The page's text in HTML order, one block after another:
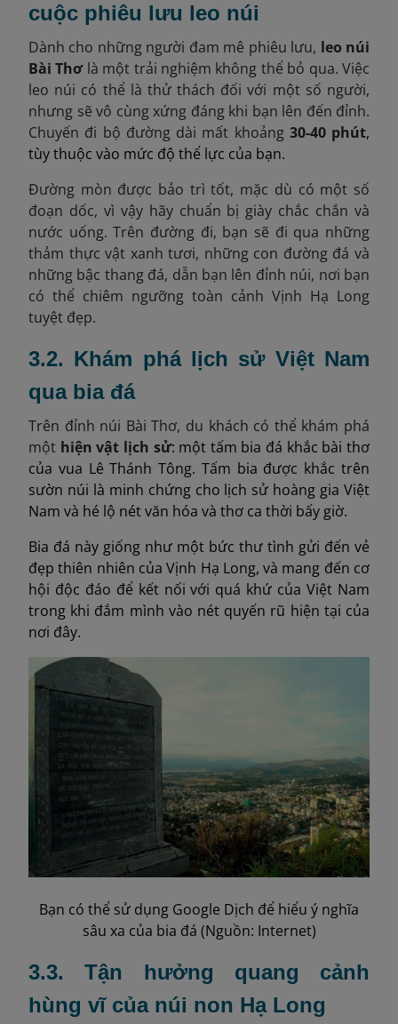
cuộc phiêu lưu leo núi
Dành cho những người đam mê phiêu lưu, leo núi
Bài Thơ là một trải nghiệm không thể bỏ qua. Việc
leo núi có thể là thử thách đối với một số người,
nhưng sẽ vô cùng xứng đáng khi bạn lên đến đỉnh.
Chuyến đi bộ đường dài mất khoảng 30-40 phút,
tùy thuộc vào mức độ thể lực của bạn.
Đường mòn được bảo trì tốt, mặc dù có một số
đoạn dốc, vì vậy hãy chuẩn bị giày chắc chắn và
nước uống. Trên đường đi, bạn sẽ đi qua những
thảm thực vật xanh tươi, những con đường đá và
những bậc thang đá, dẫn bạn lên đỉnh núi, nơi bạn
có thể chiêm ngưỡng toàn cảnh Vịnh Hạ Long
tuyệt đẹp.
3.2. Khám phá lịch sử Việt Nam
qua bia đá
Trên đỉnh núi Bài Thơ, du khách có thể khám phá
một hiện vật lịch sử: một tấm bia đá khắc bài thơ
của vua Lê Thánh Tông. Tấm bia được khắc trên
sườn núi là minh chứng cho lịch sử hoàng gia Việt
Nam và hé lộ nét văn hóa và thơ ca thời bấy giờ.
Bia đá này giống như một bức thư tình gửi đến vẻ
đẹp thiên nhiên của Vịnh Hạ Long, và mang đến cơ
hội độc đáo để kết nối với quá khứ của Việt Nam
trong khi đắm mình vào nét quyến rũ hiện tại của
nơi đây.
Bạn có thể sử dụng Google Dịch để hiểu ý nghĩa
sâu xa của bia đá (Nguồn: Internet)
3.3. Tận hưởng quang cảnh
hùng vĩ của núi non Hạ Long